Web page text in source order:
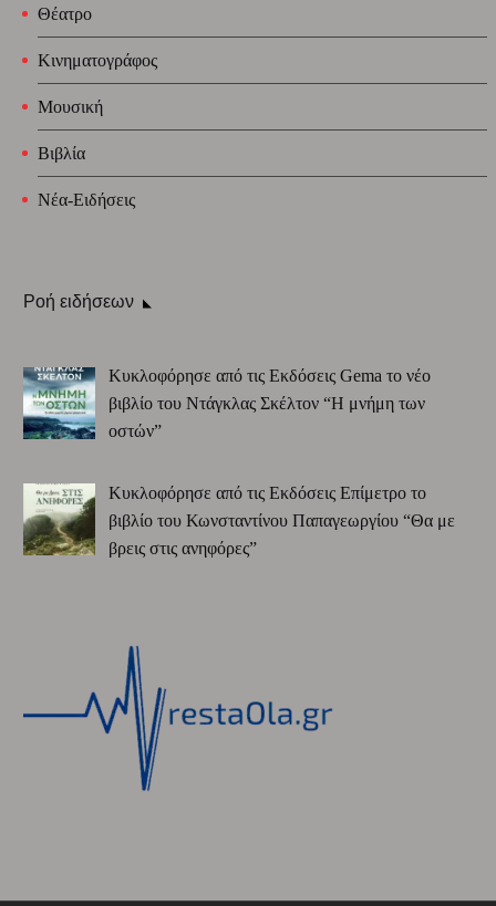
Θέατρο
Κινηματογράφος
Μουσική
Βιβλία
Νέα-Ειδήσεις
Ροή ειδήσεων
Κυκλοφόρησε από τις Εκδόσεις Gema το νέο
βιβλίο του Ντάγκλας Σκέλτον “Η μνήμη των
οστών”
Κυκλοφόρησε από τις Εκδόσεις Επίμετρο το
βιβλίο του Κωνσταντίνου Παπαγεωργίου “Θα με
βρεις στις ανηφόρες”